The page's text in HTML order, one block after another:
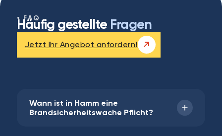
FAQ
Häufig gestellte Fragen
Jetzt Ihr Angebot anfordern!
Wann ist in Hamm eine
Brandsicherheitswache Pflicht?